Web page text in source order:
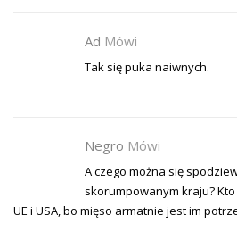
Ad Mówi
Tak się puka naiwnych.
Negro Mówi
A czego można się
skorumpowanym kraju?
UE i USA, bo mięso armatnie jest im